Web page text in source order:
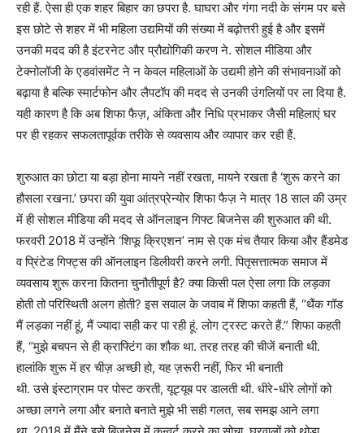
रही हैं. ऐसा ही एक शहर बिहार का छपरा है. घाघरा और गंगा नदी के संगम पर बसे
इस छोटे से शहर में भी महिला उद्यमियों की संख्या में बढ़ोत्तरी हुई है और इसमें
उनकी मदद की है इंटरनेट और प्रौद्योगिकी करण ने. सोशल मीडिया और
टेक्नोलॉजी के एडवांसमेंट ने न केवल महिलाओं के उद्यमी होने की संभावनाओं को
बढ़ाया है बल्कि स्मार्टफोन और लैपटॉप की मदद से उनकी उंगलियों पर ला दिया है.
यही कारण है कि अब शिफा फैज़, अंकिता और निधि प्रभाकर जैसी महिलाएं घर
पर ही रहकर सफलतापूर्वक तरीके से व्यवसाय और व्यापार कर रही हैं.
शुरुआत का छोटा या बड़ा होना मायने नहीं रखता, मायने रखता है ‘शुरू करने का
हौसला रखना.’ छपरा की युवा आंत्रप्रेन्योर शिफा फैज़ ने मात्र 18 साल की उम्र
में ही सोशल मीडिया की मदद से ऑनलाइन गिफ्ट बिजनेस की शुरुआत की थी.
फरवरी 2018 में उन्होंने ‘शिफू क्रिएशन’ नाम से एक मंच तैयार किया और हैंडमेड
व प्रिंटेड गिफ्ट्स की ऑनलाइन डिलीवरी करने लगी. पितृसत्तात्मक समाज में
व्यवसाय शुरू करना कितना चुनौतीपूर्ण है? क्या किसी पल ऐसा लगा कि लड़का
होती तो परिस्थिती अलग होती? इस सवाल के जवाब में शिफा कहती हैं, “थैंक गॉड
मैं लड़का नहीं हूं, मैं ज्यादा सही कर पा रही हूं. लोग ट्रस्ट करते हैं.” शिफा कहती
हैं, “मुझे बचपन से ही क्राफ्टिंग का शौक था. तरह तरह की चीजें बनाती थी.
हालांकि शुरू में हर चीज़ अच्छी हो, यह ज़रूरी नहीं, फिर भी बनाती
थी. उसे इंस्टाग्राम पर पोस्ट करती, यूट्यूब पर डालती थी. धीरे-धीरे लोगों को
अच्छा लगने लगा और बनाते बनाते मुझे भी सही गलत, सब समझ आने लगा